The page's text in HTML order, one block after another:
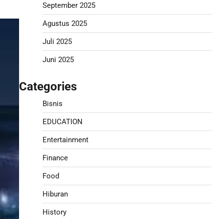
September 2025
Agustus 2025
Juli 2025
Juni 2025
Categories
Bisnis
EDUCATION
Entertainment
Finance
Food
Hiburan
History